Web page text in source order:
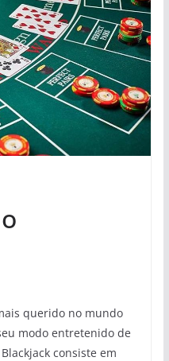
querido no mundo
modo entretenido de
consiste em